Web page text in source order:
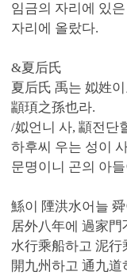
임금의 자리에 있
자리에 올랐다.
&夏后氏
夏后氏 禹는 姒姓
顓頊之孫也라.
/姒언니 사, 顓전단
하후씨 우는 성이
문명이니 곤의 아
鯀이 陻洪水어늘
居外八年에 過家
水行乘船하고 泥
開九州하고 通九